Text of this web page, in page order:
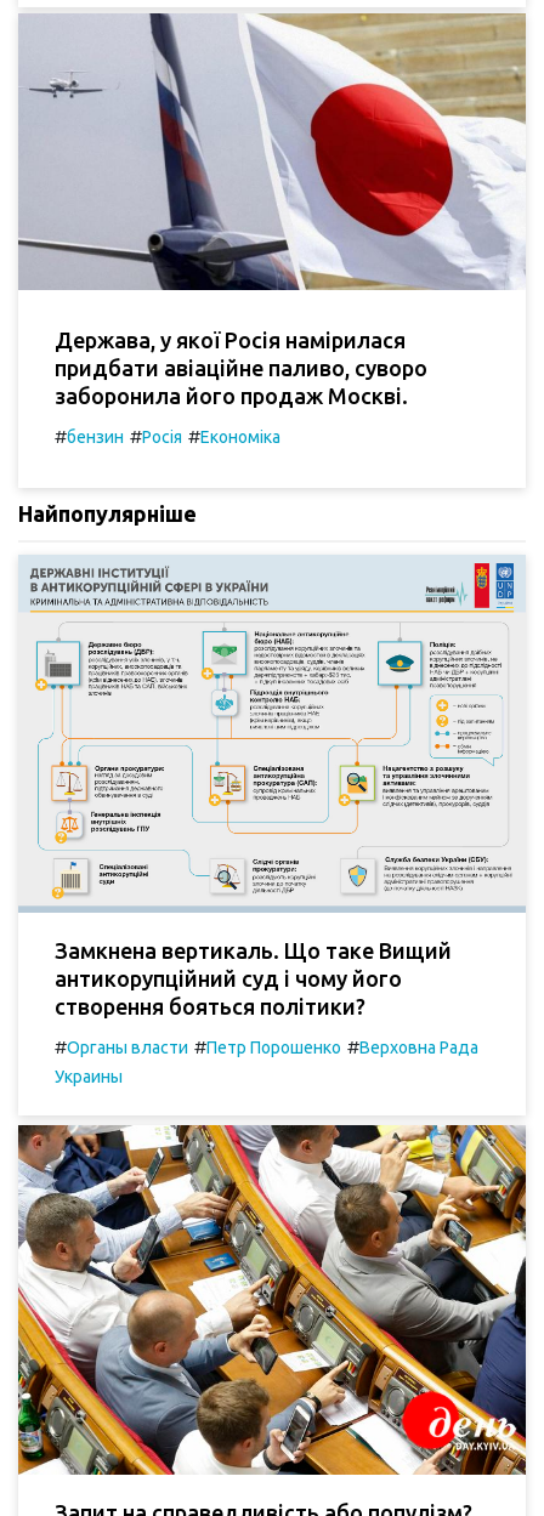
Держава, у якої Росія намірилася
придбати авіаційне паливо, суворо
заборонила його продаж Москві.
#бензин #Росія #Економіка
Найпопулярніше
Замкнена вертикаль. Що таке Вищий
антикорупційний суд і чому його
створення бояться політики?
#Органы власти #Петр Порошенко #Верховна Рада
Украины